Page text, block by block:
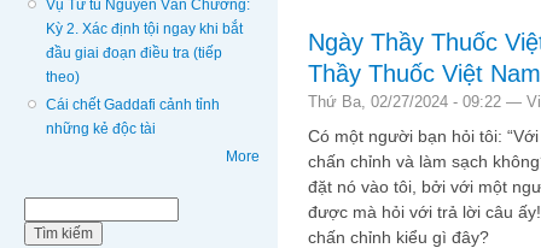
Vụ Tử tù Nguyễn Văn Chưởng:
Kỳ 2. Xác định tội ngay khi bắt
đầu giai đoạn điều tra (tiếp
theo)
Cái chết Gaddafi cảnh tỉnh
những kẻ độc tài
More
Ngày Thầy Thuốc
Thầy Thuốc Việt
Thứ Ba, 02/27/2024 - 09:22 —
Có một người bạn hỏi tôi:
chấn chỉnh và làm sạch
đặt nó vào tôi, bởi với một
được mà hỏi với trả lời câu
chấn chỉnh kiểu gì đây?